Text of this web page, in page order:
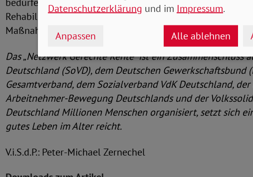
Rehabilitation, die personenzentriert und am Bedarf der
Maßnahmen sicherstellen.
Das „Netzwerk Gerechte Rente“ ist ein Zusammenschluss
Deutschland (SoVD), dem Deutschen Gewerkschaftsbund
Gesamtverband, dem Sozialverband VdK Deutschland,
Arbeitnehmer-Bewegung Deutschlands und der
Deutschland Millionen Menschen organisiert, setzt sich
gutes Leben im Alter reicht.
V.i.S.d.P.: Peter-Michael Zernechel
Datenschutzerklärung und im Impressum.
Anpassen Alle ablehnen